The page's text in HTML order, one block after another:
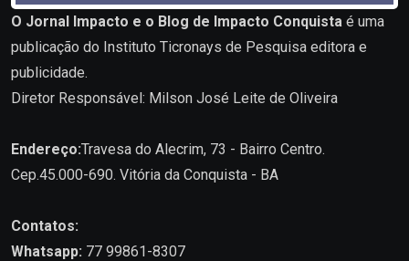
O Jornal Impacto e o Blog de Impacto Conquista é uma
publicação do Instituto Ticronays de Pesquisa editora e
publicidade.
Diretor Responsável: Milson José Leite de Oliveira
Endereço:Travesa do Alecrim, 73 - Bairro Centro.
Cep.45.000-690. Vitória da Conquista - BA
Contatos:
Whatsapp: 77 99861-8307